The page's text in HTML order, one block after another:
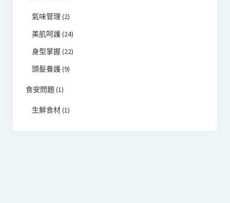
氣味管理 (2)
美肌呵護(24)
身型掌握 (22)
頭髮養護(9)
食安問題(1)
生鮮食材(1)